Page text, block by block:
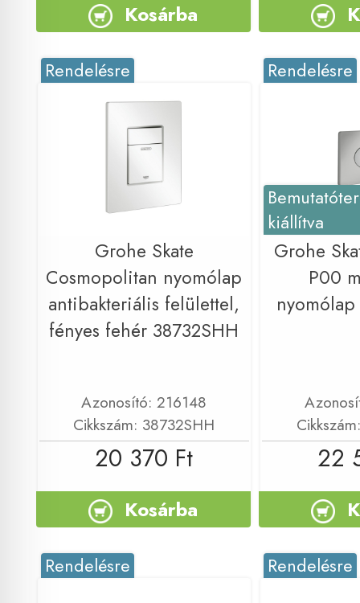
Kosárba
Rendelésre
Grohe Skate
Cosmopolitan nyomólap
antibakteriális felülettel,
fényes fehér 38732SHH
Azonosító: 216148
Cikkszám: 38732SHH
20 370 Ft
Kosárba
kiállítva
Rendelésre
Grohe
P00
22
Rendelésre Rendelésre